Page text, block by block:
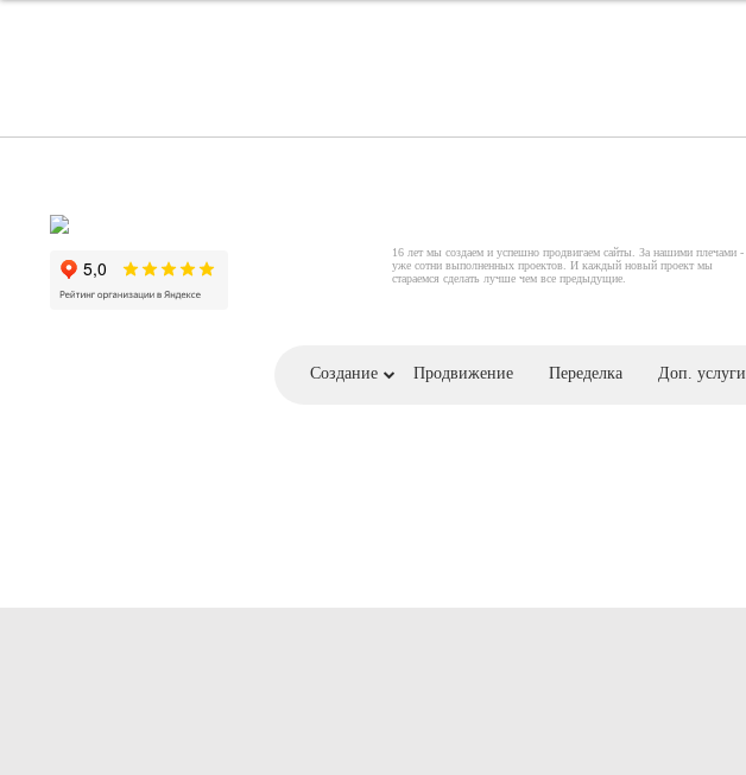
16 лет мы создаем и успешно продвигаем сайты. За нашими плечами -
уже сотни выполненных проектов. И каждый новый проект мы
стараемся сделать лучше чем все предыдущие.
Создание Продвижение Переделка Доп. услуги